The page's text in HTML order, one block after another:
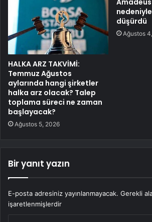
HALKA ARZ TAKVİMİ:
Temmuz Ağustos
aylarında hangi şirketler
halka arz olacak? Talep
toplama süreci ne zaman
başlayacak?
Ağustos 5, 2026
düşürdü
Ağustos
Bir yanıt yazın
E-posta adresiniz yayınlanmayacak. Gerekli
işaretlenmişlerdir